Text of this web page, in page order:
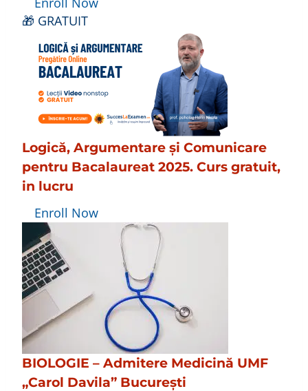
🎁 GRATUIT
Logică, Argumentare și Comunicare
pentru Bacalaureat 2025. Curs gratuit,
in lucru
Enroll Now
BIOLOGIE – Admitere Medicină UMF
„Carol Davila” București